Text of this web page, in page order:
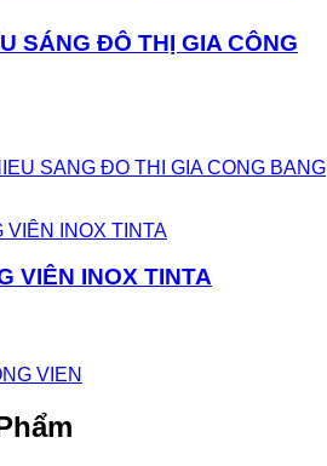
SÁNG ĐÔ THỊ GIA CÔNG
SANG ĐO THI GIA CONG BANG
VIÊN INOX TINTA
VIEN